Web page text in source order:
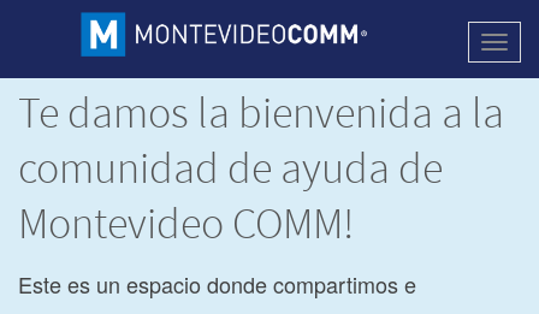
Te damos la bienvenida a la
comunidad de ayuda de
Montevideo COMM!
Este es un espacio donde compartimos e